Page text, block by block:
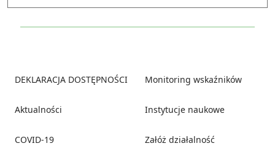
DEKLARACJA DOSTĘPNOŚCI
Aktualności
COVID-19
Monitoring wskaźników
Instytucje naukowe
Załóż działalność